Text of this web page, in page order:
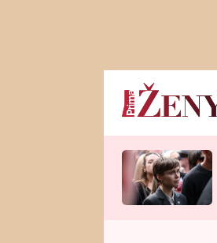
Horoskopy
HOROSKOP NA